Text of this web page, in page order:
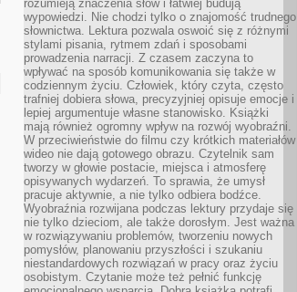
rozumieją znaczenia słów i łatwiej budują
wypowiedzi. Nie chodzi tylko o znajomość trudnego
słownictwa. Lektura pozwala oswoić się z różnymi
stylami pisania, rytmem zdań i sposobami
prowadzenia narracji. Z czasem zaczyna to
wpływać na sposób komunikowania się także w
codziennym życiu. Człowiek, który czyta, często
trafniej dobiera słowa, precyzyjniej opisuje emocje i
lepiej argumentuje własne stanowisko. Książki
mają również ogromny wpływ na rozwój wyobraźni.
W przeciwieństwie do filmu czy krótkich materiałów
wideo nie dają gotowego obrazu. Czytelnik sam
tworzy w głowie postacie, miejsca i atmosferę
opisywanych wydarzeń. To sprawia, że umysł
pracuje aktywnie, a nie tylko odbiera bodźce.
Wyobraźnia rozwijana podczas lektury przydaje się
nie tylko dzieciom, ale także dorosłym. Jest ważna
w rozwiązywaniu problemów, tworzeniu nowych
pomysłów, planowaniu przyszłości i szukaniu
niestandardowych rozwiązań w pracy oraz życiu
osobistym. Czytanie może też pełnić funkcję